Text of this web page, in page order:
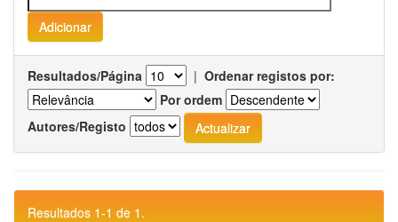
Resultados/Página | Ordenar registos por:
Por ordem
Autores/Registo
Resultados 1-1 de 1.